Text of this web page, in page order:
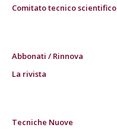
Comitato tecnico scientifico
Abbonati / Rinnova
La rivista
Tecniche Nuove